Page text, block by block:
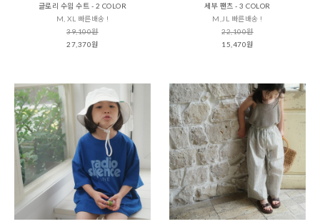
글로리 수읨 수트 - 2 COLOR
M, XL 빠른배송 !
39,100원
27,370원
세부 팬츠 - 3 COLOR
M,JL 빠른배송 !
22,100원
15,470원